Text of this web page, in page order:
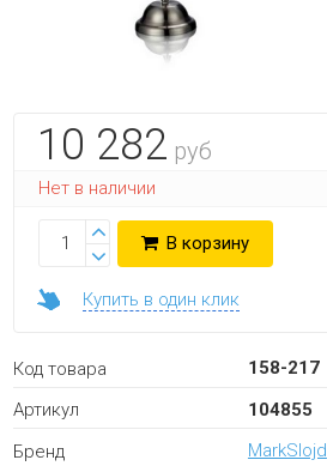
10 282 руб
Нет в наличии
В корзину
Купить в один клик
Код товара
158-217
Артикул
104855
Бренд
MarkSlojd